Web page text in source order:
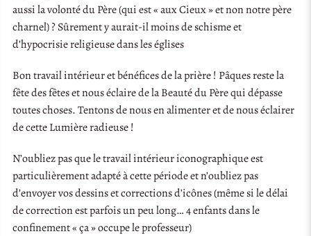
aussi la volonté du Père (qui est « aux Cieux » et non notre père
charnel) ? Sûrement y aurait-il moins de schisme et
d’hypocrisie religieuse dans les églises
Bon travail intérieur et bénéfices de la prière ! Pâques reste la
fête des fêtes et nous éclaire de la Beauté du Père qui dépasse
toutes choses. Tentons de nous en alimenter et de nous éclairer
de cette Lumière radieuse !
N’oubliez pas que le travail intérieur iconographique est
particulièrement adapté à cette période et n’oubliez pas
d’envoyer vos dessins et corrections d’icônes (même si le délai
de correction est parfois un peu long… 4 enfants dans le
confinement « ça » occupe le professeur)